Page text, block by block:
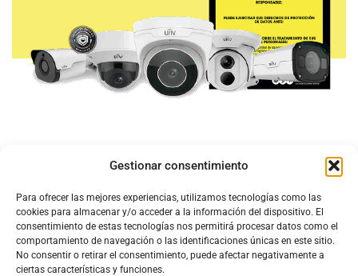
Gestionar consentimiento
Para ofrecer las mejores experiencias, utilizamos tecnologías como las
cookies para almacenar y/o acceder a la información del dispositivo. El
consentimiento de estas tecnologías nos permitirá procesar datos como el
comportamiento de navegación o las identificaciones únicas en este sitio.
No consentir o retirar el consentimiento, puede afectar negativamente a
ciertas características y funciones.